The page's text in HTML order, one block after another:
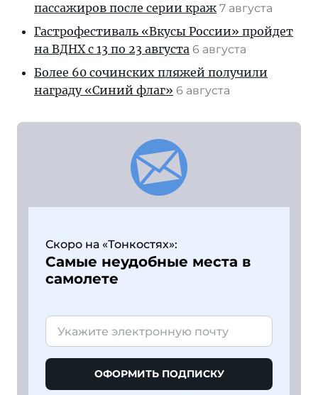
пассажиров после серии краж 7 августа
Гастрофестиваль «Вкусы России» пройдет
на ВДНХ с 13 по 23 августа 6 августа
Более 60 сочинских пляжей получили
награду «Синий флаг» 6 августа
Скоро на «Тонкостях»:
Самые неудобные места в
самолете
ОФОРМИТЬ ПОДПИСКУ